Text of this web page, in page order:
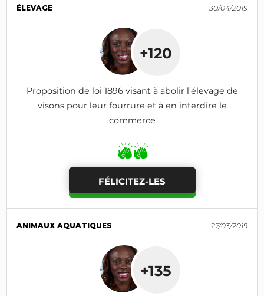
ÉLEVAGE 30/04/2019
+120
Proposition de loi 1896 visant à abolir l’élevage de
visons pour leur fourrure et à en interdire le
commerce
FÉLICITEZ-LES
ANIMAUX AQUATIQUES 27/03/2019
+135